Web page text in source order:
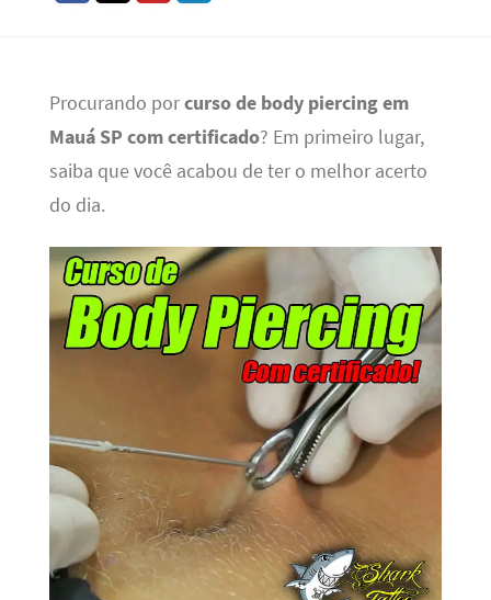
Procurando porcurso de body piercing em
Mauá SP com certificado? Em primeiro lugar,
saiba que você acabou de ter o melhor acerto
do dia.